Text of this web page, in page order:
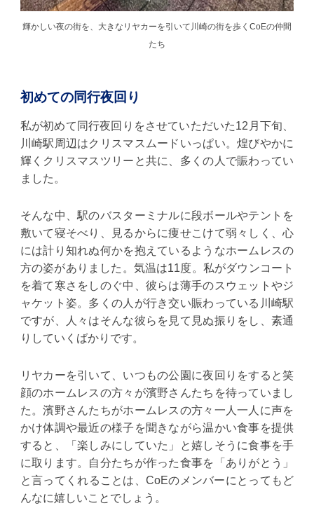
輝かしい夜の街を、大きなリヤカーを引いて川崎の街を歩くCoEの仲間
たち
初めての同行夜回り
私が初めて同行夜回りをさせていただいた12月下旬、
川崎駅周辺はクリスマスムードいっぱい。煌びやかに
輝くクリスマスツリーと共に、多くの人で賑わってい
ました。
そんな中、駅のバスターミナルに段ボールやテントを
敷いて寝そべり、見るからに痩せこけて弱々しく、心
には計り知れぬ何かを抱えているようなホームレスの
方の姿がありました。気温は11度。私がダウンコート
を着て寒さをしのぐ中、彼らは薄手のスウェットやジ
ャケット姿。多くの人が行き交い賑わっている川崎駅
ですが、人々はそんな彼らを見て見ぬ振りをし、素通
りしていくばかりです。
リヤカーを引いて、いつもの公園に夜回りをすると笑
顔のホームレスの方々が濱野さんたちを待っていまし
た。濱野さんたちがホームレスの方々一人一人に声を
かけ体調や最近の様子を聞きながら温かい食事を提供
すると、「楽しみにしていた」と嬉しそうに食事を手
に取ります。自分たちが作った食事を「ありがとう」
と言ってくれることは、CoEのメンバーにとってもど
んなに嬉しいことでしょう。